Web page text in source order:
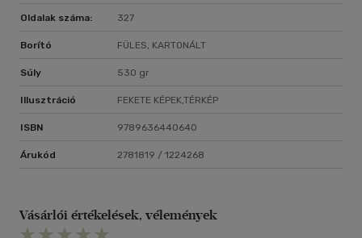
Oldalak száma: 327
Borító FÜLES, KARTONÁLT
Súly 530 gr
Illusztráció FEKETE KÉPEK,TÉRKÉP
ISBN 9789636440640
Árukód 2781819 / 1224268
Vásárlói értékelések, vélemények